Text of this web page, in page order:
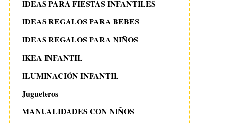
IDEAS PARA FIESTAS INFANTILES
IDEAS REGALOS PARA BEBES
IDEAS REGALOS PARA NIÑOS
IKEA INFANTIL
ILUMINACIÓN INFANTIL
Jugueteros
MANUALIDADES CON NIÑOS